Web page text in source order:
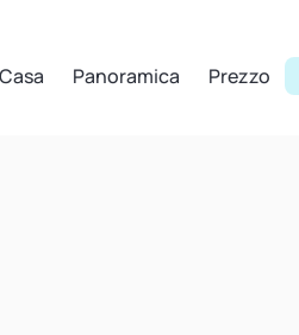
Casa Panoramica Prezzo